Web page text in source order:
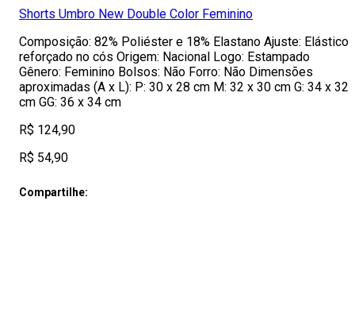
Shorts Umbro New Double Color Feminino
Composição: 82% Poliéster e 18% Elastano Ajuste: Elástico
reforçado no cós Origem: Nacional Logo: Estampado
Gênero: Feminino Bolsos: Não Forro: Não Dimensões
aproximadas (A x L): P: 30 x 28 cm M: 32 x 30 cm G: 34 x 32
cm GG: 36 x 34 cm
R$ 124,90
R$ 54,90
Compartilhe: